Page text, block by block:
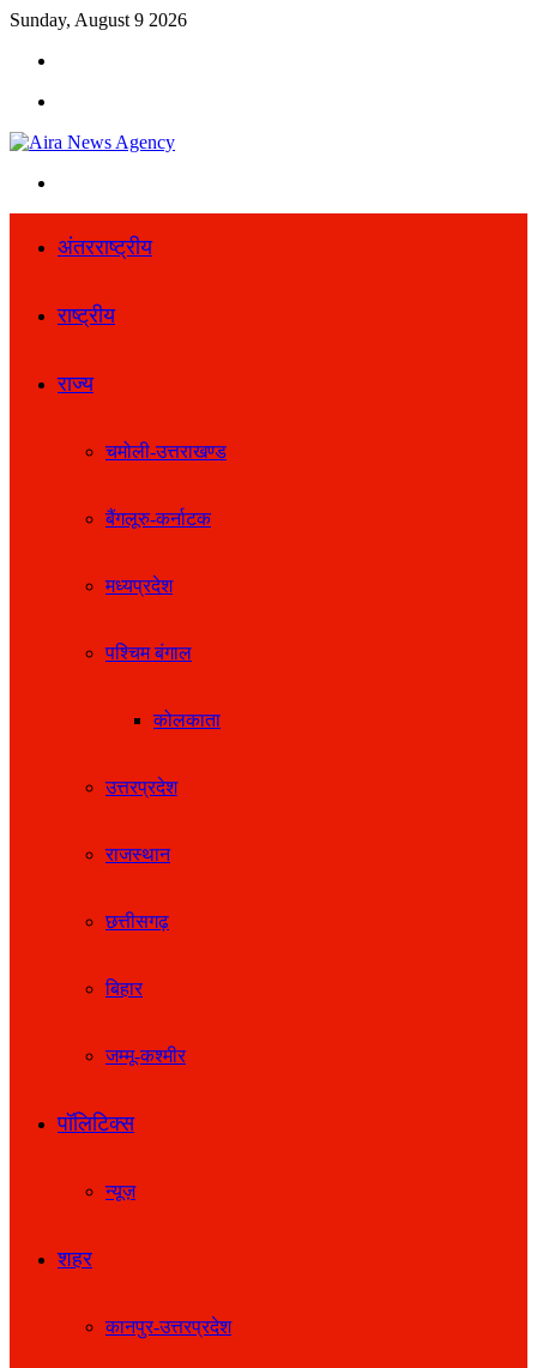
Sunday, August 9 2026
अंतरराष्ट्रीय
राष्ट्रीय
राज्य
चमोली-उत्तराखण्ड
बैंगलूरु-कर्नाटक
मध्यप्रदेश
पश्चिम बंगाल
कोलकाता
उत्तरप्रदेश
राजस्थान
छत्तीसगढ़
बिहार
जम्मू-कश्मीर
पॉलिटिक्स
न्यूज़
शहर
कानपुर-उत्तरप्रदेश